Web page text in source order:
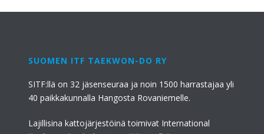
SUOMEN ITF TAEKWON-DO RY
SITF:llä on 32 jäsenseuraa ja noin 1500 harrastajaa yli
40 paikkakunnalla Hangosta Rovaniemelle.
Lajillisina kattojärjestöinä toimivat International